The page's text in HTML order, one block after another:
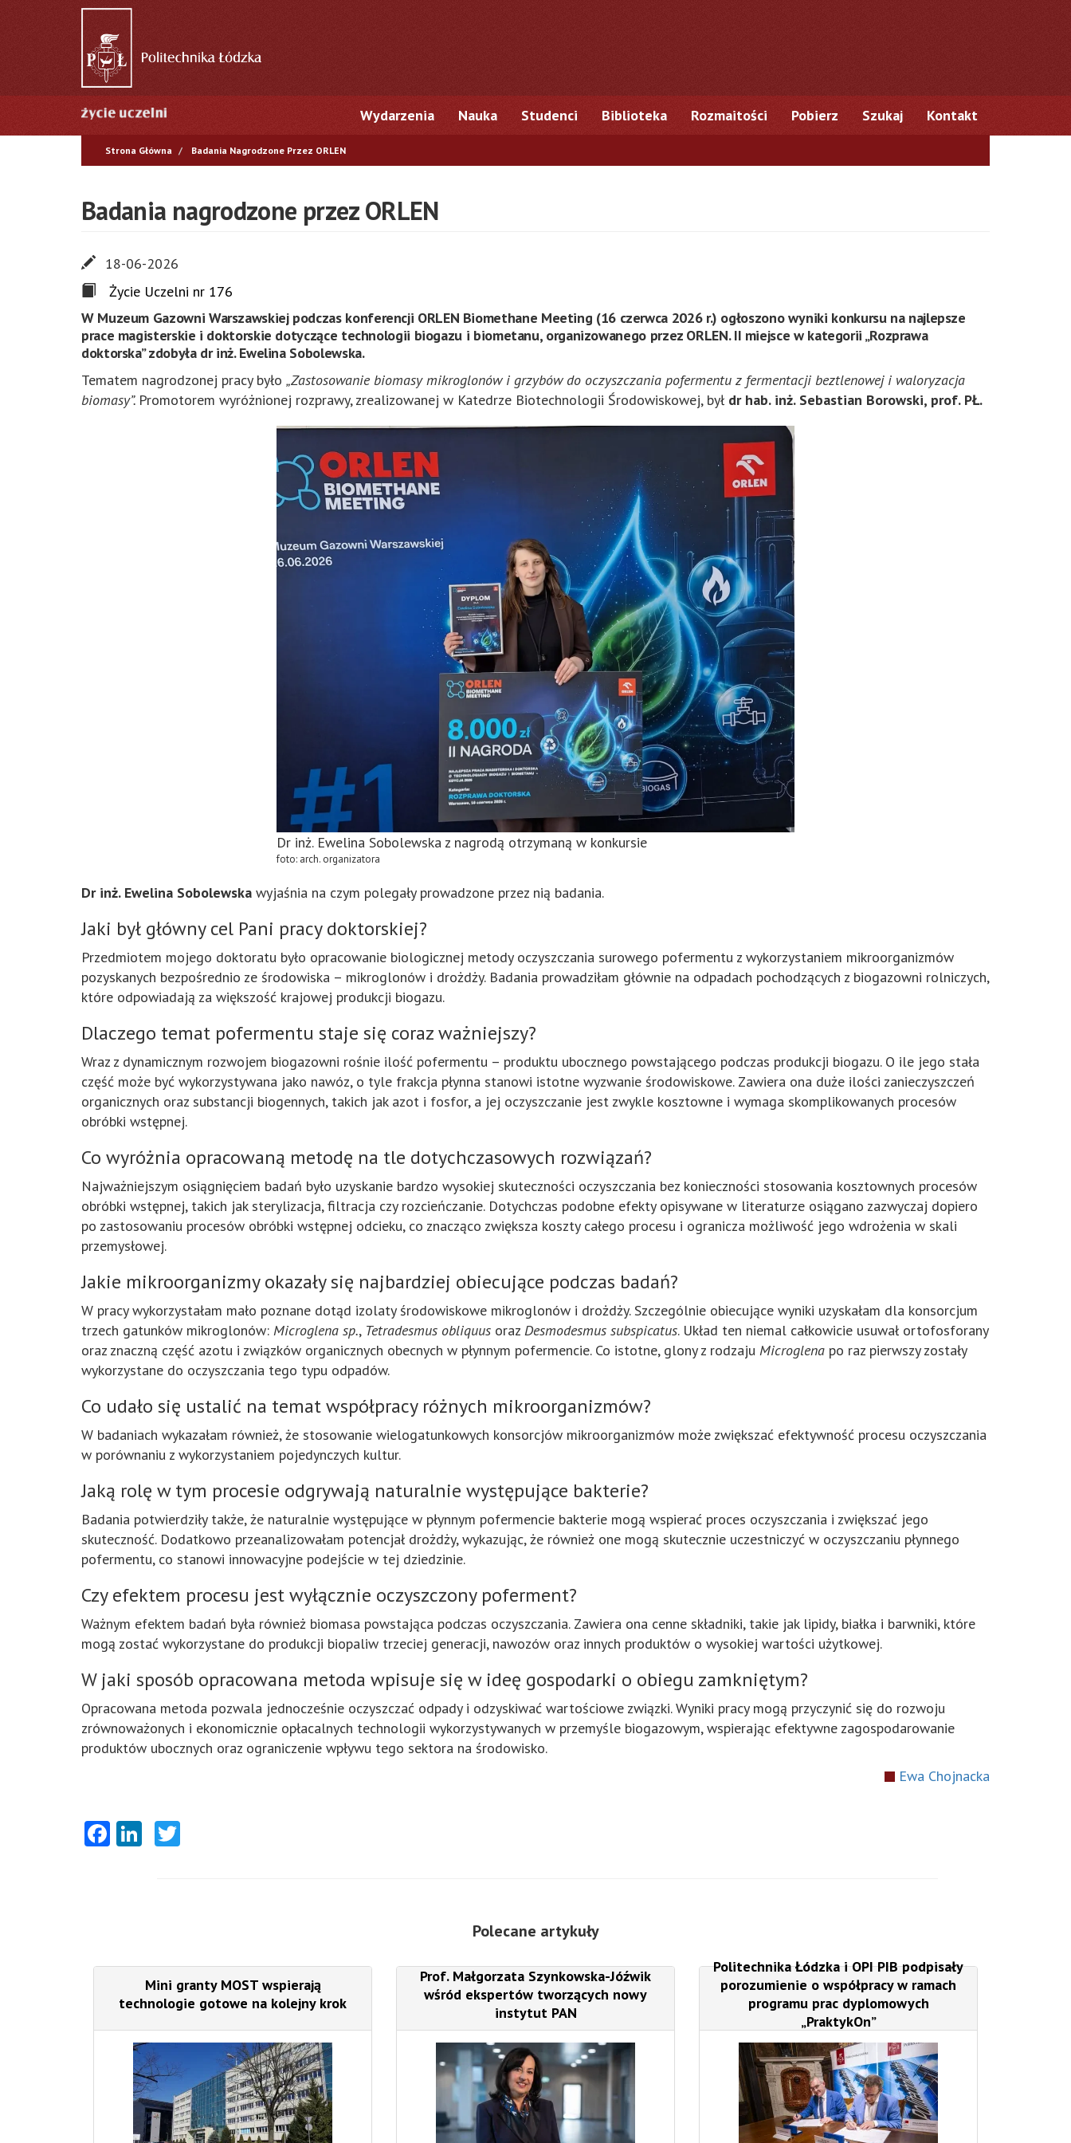
Główna
nawigacja
Wydarzenia Nauka Studenci Biblioteka Rozmaitości Pobierz Szukaj Kontakt
Strona Główna Badania Nagrodzone Przez ORLEN
Badania nagrodzone przez ORLEN
18-06-2026
Życie Uczelni nr 176
W Muzeum Gazowni Warszawskiej podczas konferencji ORLEN Biomethane Meeting (16 czerwca 2026 r.) ogłoszono wyniki konkursu na najlepsze
prace magisterskie i doktorskie dotyczące technologii biogazu i biometanu, organizowanego przez ORLEN. II miejsce w kategorii „Rozprawa
doktorska” zdobyła dr inż. Ewelina Sobolewska.
Tematem nagrodzonej pracy było „Zastosowanie biomasy mikroglonów i grzybów do oczyszczania pofermentu z fermentacji beztlenowej i waloryzacja
biomasy”. Promotorem wyróżnionej rozprawy, zrealizowanej w Katedrze Biotechnologii Środowiskowej, był dr hab. inż. Sebastian Borowski, prof. PŁ.
Dr inż. Ewelina Sobolewska z nagrodą otrzymaną w konkursie
foto: arch. organizatora
Dr inż. Ewelina Sobolewska wyjaśnia na czym polegały prowadzone przez nią badania.
Jaki był główny cel Pani pracy doktorskiej?
Przedmiotem mojego doktoratu było opracowanie biologicznej metody oczyszczania surowego pofermentu z wykorzystaniem mikroorganizmów
pozyskanych bezpośrednio ze środowiska – mikroglonów i drożdży. Badania prowadziłam głównie na odpadach pochodzących z biogazowni rolniczych,
które odpowiadają za większość krajowej produkcji biogazu.
Dlaczego temat pofermentu staje się coraz ważniejszy?
Wraz z dynamicznym rozwojem biogazowni rośnie ilość pofermentu – produktu ubocznego powstającego podczas produkcji biogazu. O ile jego stała
część może być wykorzystywana jako nawóz, o tyle frakcja płynna stanowi istotne wyzwanie środowiskowe. Zawiera ona duże ilości zanieczyszczeń
organicznych oraz substancji biogennych, takich jak azot i fosfor, a jej oczyszczanie jest zwykle kosztowne i wymaga skomplikowanych procesów
obróbki wstępnej.
Co wyróżnia opracowaną metodę na tle dotychczasowych rozwiązań?
Najważniejszym osiągnięciem badań było uzyskanie bardzo wysokiej skuteczności oczyszczania bez konieczności stosowania kosztownych procesów
obróbki wstępnej, takich jak sterylizacja, filtracja czy rozcieńczanie. Dotychczas podobne efekty opisywane w literaturze osiągano zazwyczaj dopiero
po zastosowaniu procesów obróbki wstępnej odcieku, co znacząco zwiększa koszty całego procesu i ogranicza możliwość jego wdrożenia w skali
przemysłowej.
Jakie mikroorganizmy okazały się najbardziej obiecujące podczas badań?
W pracy wykorzystałam mało poznane dotąd izolaty środowiskowe mikroglonów i drożdży. Szczególnie obiecujące wyniki uzyskałam dla konsorcjum
trzech gatunków mikroglonów: Microglena sp., Tetradesmus obliquus oraz Desmodesmus subspicatus. Układ ten niemal całkowicie usuwał ortofosforany
oraz znaczną część azotu i związków organicznych obecnych w płynnym pofermencie. Co istotne, glony z rodzaju Microglena po raz pierwszy zostały
wykorzystane do oczyszczania tego typu odpadów.
Co udało się ustalić na temat współpracy różnych mikroorganizmów?
W badaniach wykazałam również, że stosowanie wielogatunkowych konsorcjów mikroorganizmów może zwiększać efektywność procesu oczyszczania
w porównaniu z wykorzystaniem pojedynczych kultur.
Jaką rolę w tym procesie odgrywają naturalnie występujące bakterie?
Badania potwierdziły także, że naturalnie występujące w płynnym pofermencie bakterie mogą wspierać proces oczyszczania i zwiększać jego
skuteczność. Dodatkowo przeanalizowałam potencjał drożdży, wykazując, że również one mogą skutecznie uczestniczyć w oczyszczaniu płynnego
pofermentu, co stanowi innowacyjne podejście w tej dziedzinie.
Czy efektem procesu jest wyłącznie oczyszczony poferment?
Ważnym efektem badań była również biomasa powstająca podczas oczyszczania. Zawiera ona cenne składniki, takie jak lipidy, białka i barwniki, które
mogą zostać wykorzystane do produkcji biopaliw trzeciej generacji, nawozów oraz innych produktów o wysokiej wartości użytkowej.
W jaki sposób opracowana metoda wpisuje się w ideę gospodarki o obiegu zamkniętym?
Opracowana metoda pozwala jednocześnie oczyszczać odpady i odzyskiwać wartościowe związki. Wyniki pracy mogą przyczynić się do rozwoju
zrównoważonych i ekonomicznie opłacalnych technologii wykorzystywanych w przemyśle biogazowym, wspierając efektywne zagospodarowanie
produktów ubocznych oraz ograniczenie wpływu tego sektora na środowisko.
Ewa Chojnacka
Facebook
LinkedIn
Polecane artykuły
Mini granty MOST wspierają
technologie gotowe na kolejny krok
Prof. Małgorzata Szynkowska-Jóźwik
wśród ekspertów tworzących nowy
instytut PAN
Politechnika Łódzka i OPI PIB podpisały
porozumienie o współpracy w ramach
programu prac dyplomowych
„PraktykOn”